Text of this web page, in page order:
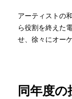
アーティストの
ら役割を終えた
せ、徐々にオー
同年度